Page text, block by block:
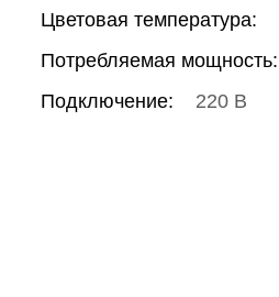
Цветовая температура:
Потребляемая мощность:
Подключение:
220 В